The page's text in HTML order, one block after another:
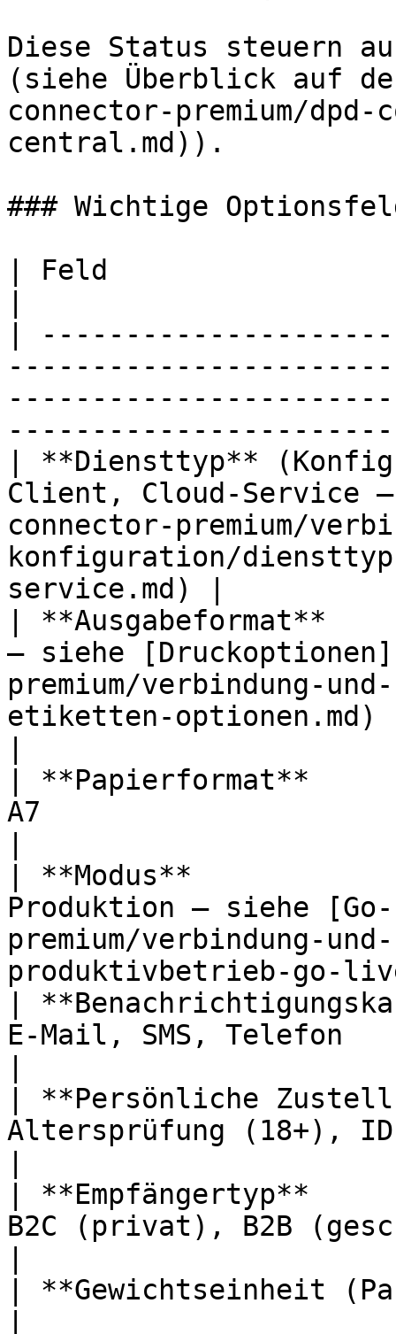
Diese Status steuern
(siehe Überblick auf
connector-premium/
central.md)).
### Wichtige
| Feld
|
| **Diensttyp**
Client, Cloud-Service
connector-premium/
konfiguration/
service.md) |
|
– siehe
premium/verbindung-
etiketten-optionen.md)
| **Papierformat**
A7
| **Modus**
Produktion – siehe
premium/verbindung-
produktivbetrieb-
|
E-Mail, SMS, Telefon
| **Persönliche
Altersprüfung (18+),
|
B2C (privat), B2B
| **Gewichtseinheit